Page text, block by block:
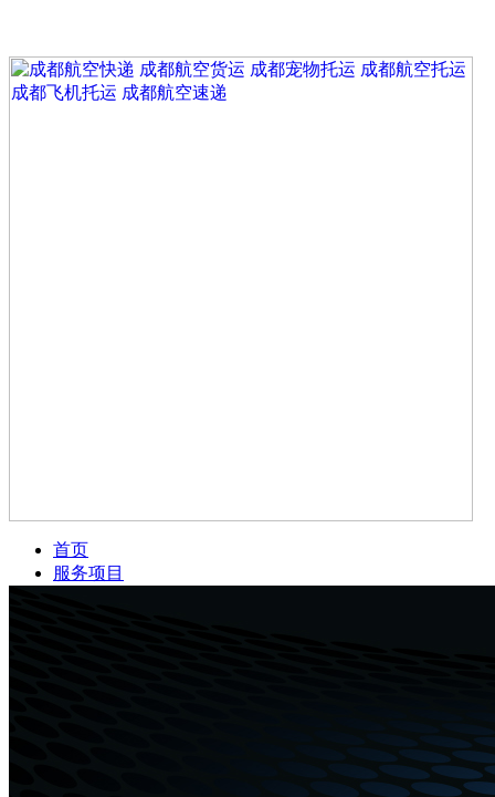
首页
服务项目